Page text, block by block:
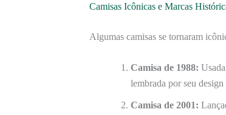
Camisas Icônicas e Marcas
Algumas camisas se tornaram
Camisa de 1988:
lembrada por seu
Camisa de 2001: